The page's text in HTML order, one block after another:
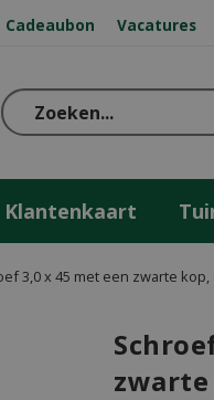
3,0 x 45 met een zwarte kop,
Cadeaubon Vacatures
Klantenkaart
zwarte